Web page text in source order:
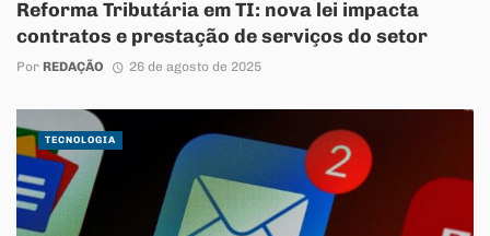
Reforma Tributária em TI: nova lei impacta
contratos e prestação de serviços do setor
Por REDAÇÃO 26 de agosto de 2025
TECNOLOGIA